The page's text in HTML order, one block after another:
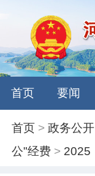
首页 要闻
首页 >政务公开
公"经费 > 2025